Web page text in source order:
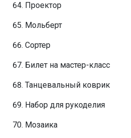
Проектор
Мольберт
Сортер
Билет на мастер-класс
Танцевальный коврик
Набор для рукоделия
Мозаика